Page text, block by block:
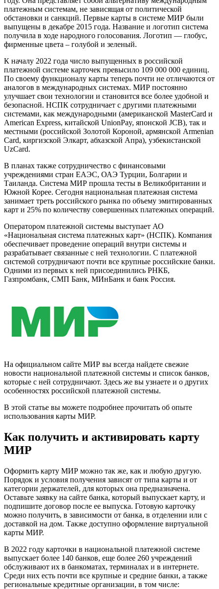
платежным системам, не зависящая от политической
обстановки и санкций. Первые карты в системе МИР были
выпущены в декабре 2015 года. Название и логотип система
получила в ходе народного голосования. Логотип — глобус,
фирменные цвета – голубой и зеленый.
К началу 2022 года число выпущенных в российской
платежной системе карточек превысило 109 000 000 единиц.
По своему функционалу карты теперь почти не отличаются от
аналогов в международных системах. МИР постоянно
улучшает свои технологии и становится все более удобной и
безопасной. НСПК сотрудничает с другими платежными
системами, как международными (американской MasterCard и
American Express, китайской UnionPay, японской JCB), так и
местными (российской Золотой Короной, армянской Armenian
Card, киргизской Элкарт, абхазской Апра), узбекистанской
UzCard.
В планах также сотрудничество с финансовыми
учреждениями стран ЕАЭС, ОАЭ Турции, Болгарии и
Таиланда. Система МИР прошла тесты в Великобритании и
Южной Корее. Сегодня национальная платежная система
занимает треть российского рынка по объему эмитированных
карт и 25% по количеству совершенных платежных операций.
Оператором платежной системы выступает АО
«Национальная система платежных карт» (НСПК). Компания
обеспечивает проведение операций внутри системы и
разрабатывает связанные с ней технологии. С платежной
системой сотрудничают почти все крупные российские банки.
Одними из первых к ней присоединились РНКБ,
Газпромбанк, СМП Банк, МИнБанк и банк Россия.
На официальном сайте МИР вы всегда найдете свежие
новости национальной платежной системы и список банков,
которые с ней сотрудничают. Здесь же вы узнаете и о других
особенностях российской платежной системы.
В этой статье вы можете подробнее прочитать об опыте
использования карты МИР.
Как получить и активировать карту
МИР
Оформить карту МИР можно так же, как и любую другую.
Порядок и условия получения зависят от типа карты и от
категории держателей, для которых она предназначена.
Оставьте заявку на сайте банка, который выпускает карту, и
подпишите договор после ее выпуска. Готовую карточку
можно получить, в зависимости от банка, в отделении или с
доставкой на дом. Также доступно оформление виртуальной
карты МИР.
В 2022 году карточки в национальной платежной системе
выпускает более 140 банков, еще более 260 учреждений
обслуживают их в банкоматах, терминалах и в интернете.
Среди них есть почти все крупные и средние банки, а также
региональные кредитные организации, в том числе: